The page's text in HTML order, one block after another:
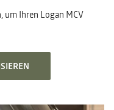
um Ihren Logan MCV